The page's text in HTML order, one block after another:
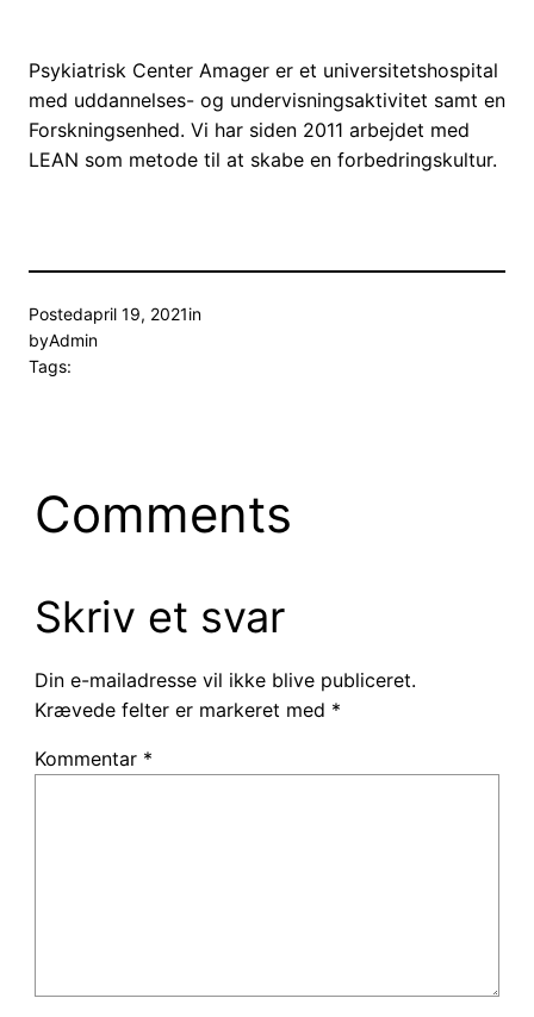
Psykiatrisk Center Amager er et universitetshospital
med uddannelses- og undervisningsaktivitet samt en
Forskningsenhed. Vi har siden 2011 arbejdet med
LEAN som metode til at skabe en forbedringskultur.
Postedapril 19, 2021in
byAdmin
Tags:
Comments
Skriv et svar
Din e-mailadresse vil ikke blive publiceret.
Krævede felter er markeret med *
Kommentar *